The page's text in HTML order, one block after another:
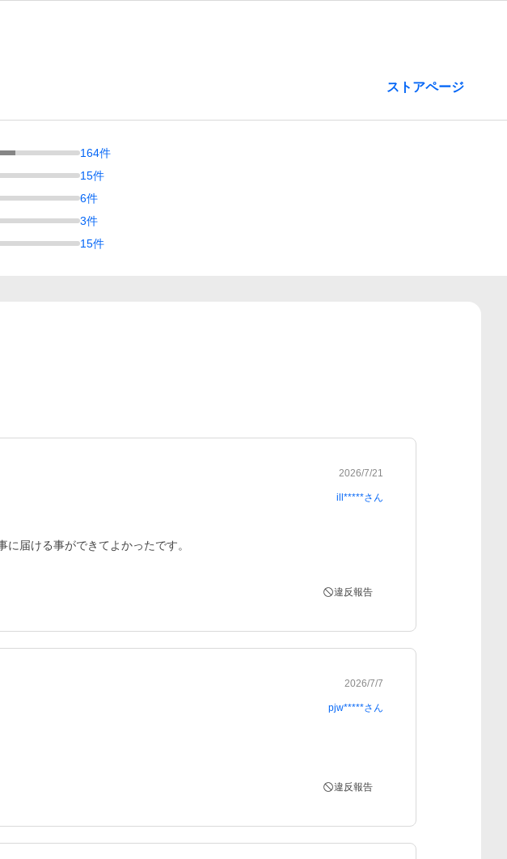
ストアページ
164件
15件
6件
3件
15件
2026/7/21
ill*****さん
届ける事ができてよかったです。
違反報告
2026/7/7
pjw*****さん
違反報告